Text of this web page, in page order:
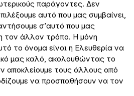
παράγοντες. Δεν
αυτό που μας συμβαίνει,
σ’αυτό που μας
τον άλλον τρόπο. Η μόνη
το όνομα είναι η Ελευθερία να
μας καλό, ακολουθώντας το
αποκλείουμε τους άλλους από
να προσπαθήσουν να τον